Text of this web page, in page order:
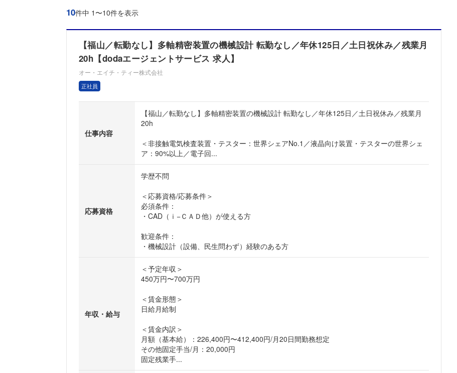
10件中 1〜10件を表示
【福山／転勤なし】多軸精密装置の機械設計 転勤なし／年休125日／土日祝休み／残業月
20h【dodaエージェントサービス 求人】
オー・エイチ・ティー株式会社
正社員
仕事内容
【福山／転勤なし】多軸精密装置の機械設計 転勤なし／年休125日／土日祝休み／残業月
20h
＜非接触電気検査装置・テスター：世界シェアNo.1／液晶向け装置・テスターの世界シェ
ア：90%以上／電子回...
応募資格
学歴不問
＜応募資格/応募条件＞
必須条件：
・CAD（ｉ−ＣＡＤ他）が使える方
歓迎条件：
・機械設計（設備、民生問わず）経験のある方
年収・給与
＜予定年収＞
450万円〜700万円
＜賃金形態＞
日給月給制
＜賃金内訳＞
月額（基本給）：226,400円〜412,400円/月20日間勤務想定
その他固定手当/月：20,000円
固定残業手...